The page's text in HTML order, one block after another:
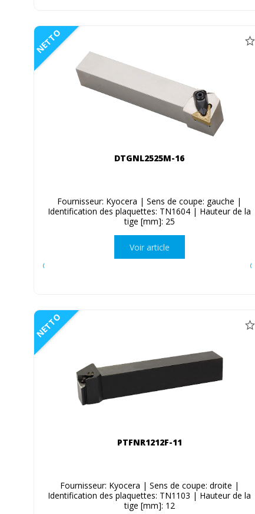
NETTO
DTGNL2525M-16
Fournisseur: Kyocera | Sens de coupe: gauche |
Identification des plaquettes: TN1604 | Hauteur de la
tige [mm]: 25
Voir article
NETTO
PTFNR1212F-11
Fournisseur: Kyocera | Sens de coupe: droite |
Identification des plaquettes: TN1103 | Hauteur de la
tige [mm]: 12